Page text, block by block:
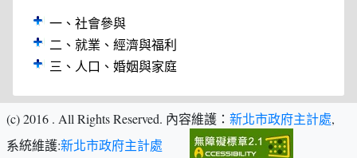
一、社會參與
二、就業、經濟與福利
三、人口、婚姻與家庭
(c) 2016 . All Rights Reserved. 內容維護： 新北市政府主計處,
系統維護:新北市政府主計處